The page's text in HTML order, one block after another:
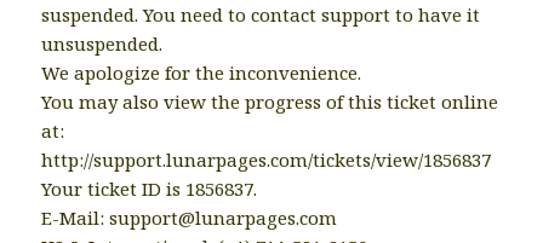
suspended. You need to contact support to have it
unsuspended.
We apologize for the inconvenience.
You may also view the progress of this ticket online
at:
http://support.lunarpages.com/tickets/view/1856837
Your ticket ID is 1856837.
E-Mail:support@lunarpages.com